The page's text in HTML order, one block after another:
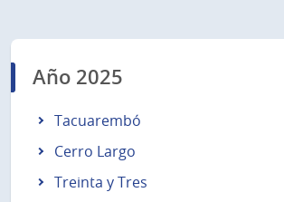
Año 2025
Tacuarembó
Cerro Largo
Treinta y Tres